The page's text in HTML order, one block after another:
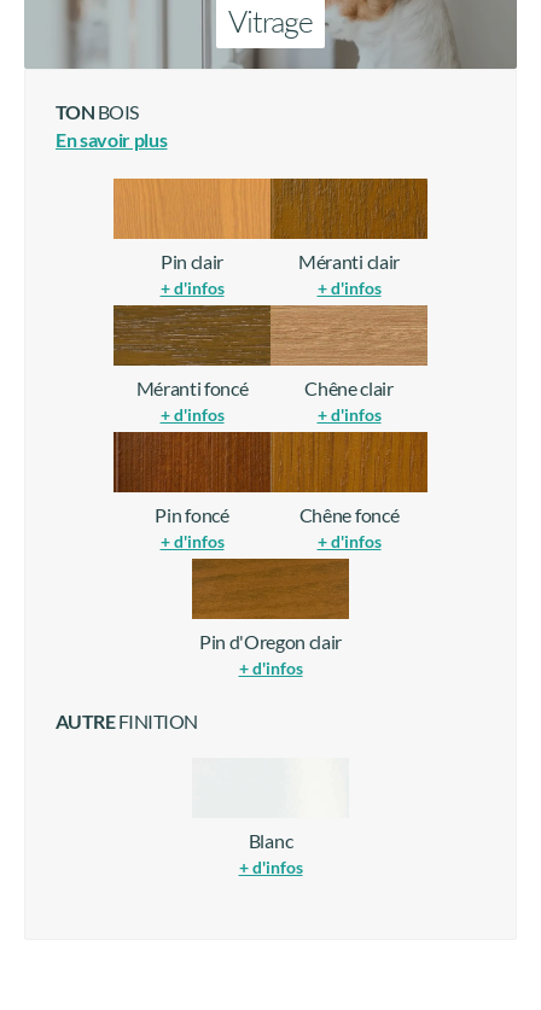
Vitrage
TON BOIS
En savoir plus
Pin clair
+ d'infos
Méranti clair
+ d'infos
Méranti foncé
+ d'infos
Chêne clair
+ d'infos
Pin foncé
+ d'infos
Chêne foncé
+ d'infos
Pin d'Oregon clair
+ d'infos
AUTREFINITION
Blanc
+ d'infos